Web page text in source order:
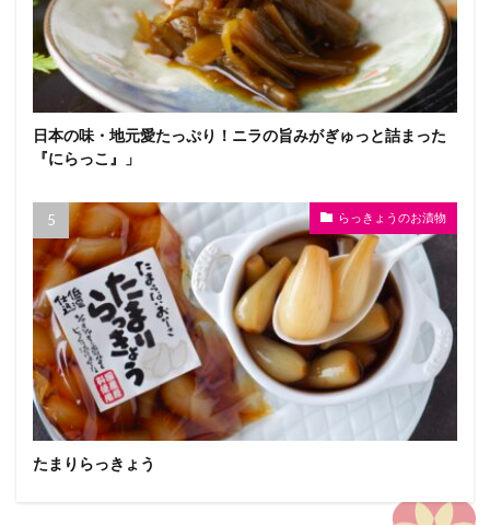
日本の味・地元愛たっぷり！ニラの旨みがぎゅっと詰まった
『にらっこ』」
らっきょうのお漬物
たまりらっきょう